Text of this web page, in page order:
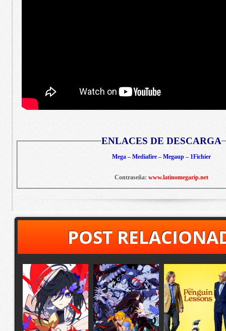
ENLACES DE DESCARGA
Mega – Mediafire – Megaup – 1Fichier
Contraseña: www.latinomegarip.net
POST